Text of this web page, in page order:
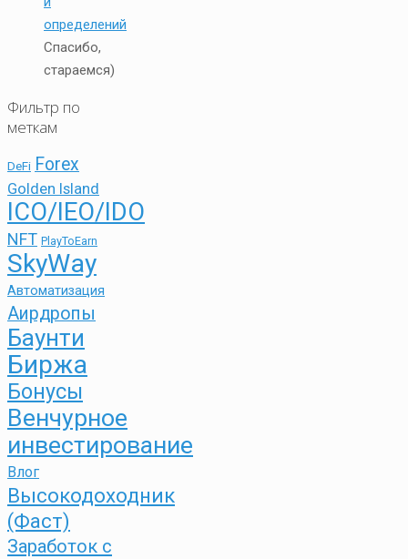
определений
Спасибо,
стараемся)
Фильтр по
меткам
DeFi Forex
Golden Island
ICO/IEO/IDO
NFT PlayToEarn
SkyWay
Автоматизация
Аирдропы
Баунти
Биржа
Бонусы
Венчурное
инвестирование
Влог
Высокодоходник
(Фаст)
Заработок с